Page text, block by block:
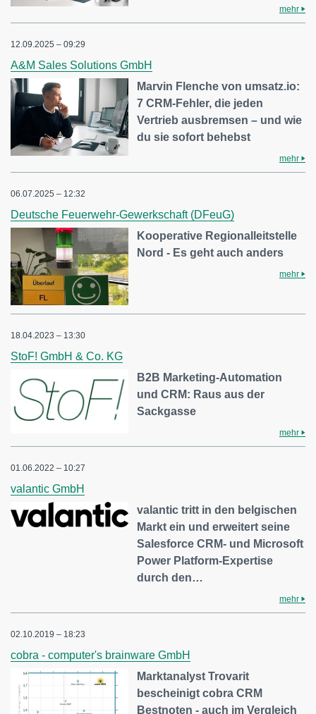
mehr
12.09.2025 – 09:29
A&M Sales Solutions GmbH
Marvin Flenche von umsatz.io:
7 CRM-Fehler, die jeden
Vertrieb ausbremsen – und wie
du sie sofort behebst
mehr
06.07.2025 – 12:32
Deutsche Feuerwehr-Gewerkschaft (DFeuG)
Kooperative Regionalleitstelle
Nord - Es geht auch anders
mehr
18.04.2023 – 13:30
StoF! GmbH & Co. KG
B2B Marketing-Automation
und CRM: Raus aus der
Sackgasse
mehr
01.06.2022 – 10:27
valantic GmbH
valantic tritt in den belgischen
Markt ein und erweitert seine
Salesforce CRM- und Microsoft
Power Platform-Expertise
durch den…
mehr
02.10.2019 – 18:23
cobra - computer's brainware GmbH
Marktanalyst Trovarit
bescheinigt cobra CRM
Bestnoten - auch im Vergleich